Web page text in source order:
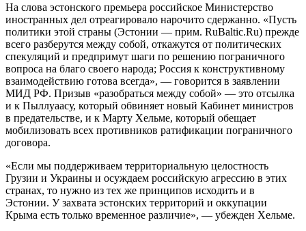
На слова эстонского премьера российское Министерство
иностранных дел отреагировало нарочито сдержанно. «Пусть
политики этой страны (Эстонии — прим. RuBaltic.Ru) прежде
всего разберутся между собой, откажутся от политических
спекуляций и предпримут шаги по решению пограничного
вопроса на благо своего народа; Россия к конструктивному
взаимодействию готова всегда», — говорится в заявлении
МИД РФ. Призыв «разобраться между собой» — это отсылка
и к Пыллуаасу, который обвиняет новый Кабинет министров
в предательстве, и к Марту Хельме, который обещает
мобилизовать всех противников ратификации пограничного
договора.
«Если мы поддерживаем территориальную целостность
Грузии и Украины и осуждаем российскую агрессию в этих
странах, то нужно из тех же принципов исходить и в
Эстонии. У захвата эстонских территорий и оккупации
Крыма есть только временное различие», — убежден Хельме.